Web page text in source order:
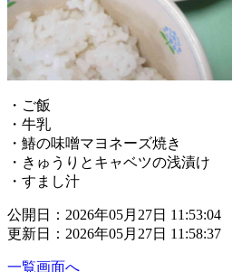
・ご飯
・牛乳
・鰆の味噌マヨネーズ焼き
・きゅうりとキャベツの浅漬け
・すまし汁
公開日：2026年05月27日 11:53:04
更新日：2026年05月27日 11:58:37
一覧画面へ